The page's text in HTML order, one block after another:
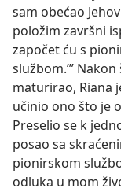
sam obećao
položim završni
započet ću s
službom.’”
maturirao, Riana
učinio ono što je
Preselio se k
posao sa
pionirskom
odluka u mom